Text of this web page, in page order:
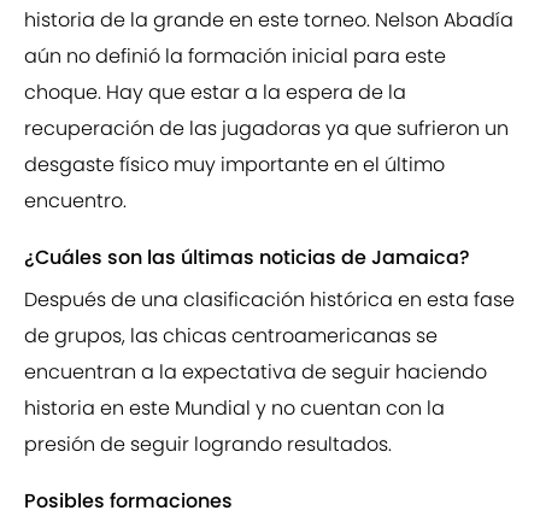
historia de la grande en este torneo. Nelson Abadía
aún no definió la formación inicial para este
choque. Hay que estar a la espera de la
recuperación de las jugadoras ya que sufrieron un
desgaste físico muy importante en el último
encuentro.
¿Cuáles son las últimas noticias de Jamaica?
Después de una clasificación histórica en esta fase
de grupos, las chicas centroamericanas se
encuentran a la expectativa de seguir haciendo
historia en este Mundial y no cuentan con la
presión de seguir logrando resultados.
Posibles formaciones